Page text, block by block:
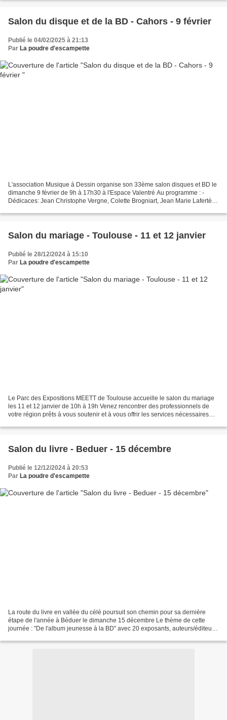
Salon du disque et de la BD - Cahors - 9 février
Publié le 04/02/2025 à 21:13
Par La poudre d'escampette
L'association Musique à Dessin organise son 33ème salon disques et BD le
dimanche 9 février de 9h à 17h30 à l'Espace Valentré Au programme : -
Dédicaces: Jean Christophe Vergne, Colette Brogniart, Jean Marie Laferté,
Salon du mariage - Toulouse - 11 et 12 janvier
Publié le 28/12/2024 à 15:10
Par La poudre d'escampette
Le Parc des Expositions MEETT de Toulouse accueille le salon du mariage
les 11 et 12 janvier de 10h à 19h Venez rencontrer des professionnels de
votre région prêts à vous soutenir et à vous offrir les services nécessaires
Salon du livre - Beduer - 15 décembre
Publié le 12/12/2024 à 20:53
Par La poudre d'escampette
La route du livre en vallée du célé poursuit son chemin pour sa dernière
étape de l'année à Béduer le dimanche 15 décembre Le thème de cette
journée : "De l'album jeunesse à la BD" avec 20 exposants, auteurs/éditeurs